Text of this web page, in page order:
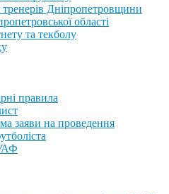
Дніпропетровщини
області
та текболу
правила
заяви на проведення